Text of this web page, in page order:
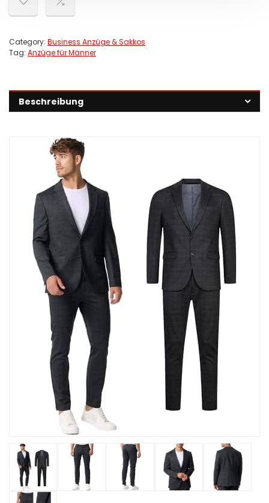
Category: Business Anzüge & Sakkos
Tag: Anzüge für Männer
Beschreibung